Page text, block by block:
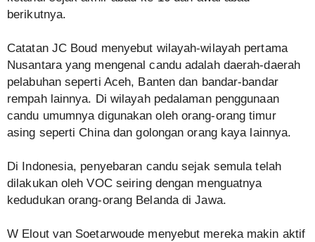
berikutnya.
Catatan JC Boud menyebut wilayah-wilayah pertama
Nusantara yang mengenal candu adalah daerah-daerah
pelabuhan seperti Aceh, Banten dan bandar-bandar
rempah lainnya. Di wilayah pedalaman penggunaan
candu umumnya digunakan oleh orang-orang timur
asing seperti China dan golongan orang kaya lainnya.
Di Indonesia, penyebaran candu sejak semula telah
dilakukan oleh VOC seiring dengan menguatnya
kedudukan orang-orang Belanda di Jawa.
W Elout van Soetarwoude menyebut mereka makin aktif